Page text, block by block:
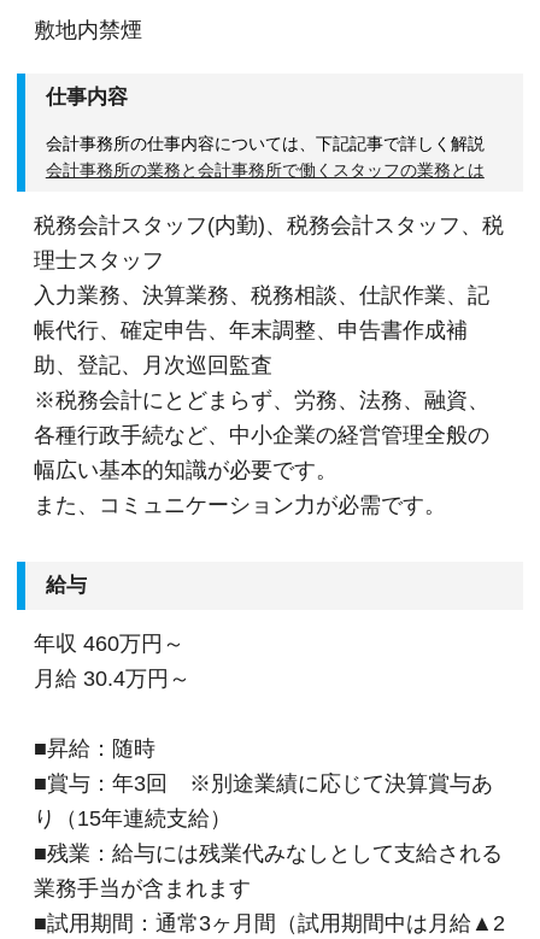
当法人では分業制を確立しており記帳代行は専門
な業務に集中して頂けます。
また当法人の中である程度の経験を積んで頂いた
後、税務会計業務以外にも労務・法務・融資・各
種行政手続きなども担当します。
中小企業・個人事業主を支援する専門家として、
経営管理全般の幅広い知識が習得可能です。
ただし本人の希望と経験をしっかり考慮した上、
業務をお任せしていきますので無理なくステップ
アップを目指せます。
当法人では社員各々が得意分野や強みを持ち合わ
『あなたが成りたい自分を見つけられる職場環
境』を提供できると思います！
①高い利益率を生み出す
現在事務所全体で約1200社との顧問契約がありま
す。
なんと契約の7割がクライアント訪問しない「簡易
顧問契約」となり、年々順調に顧問先が増加して
います。
敷地内禁煙
仕事内容
会計事務所の仕事内容については、下記記事で詳しく解説
会計事務所の業務と会計事務所で働くスタッフの業務とは
税務会計スタッフ(内勤)、税務会計スタッフ、税
理士スタッフ
入力業務、決算業務、税務相談、仕訳作業、記
帳代行、確定申告、年末調整、申告書作成補
助、登記、月次巡回監査
※税務会計にとどまらず、労務、法務、融資、
各種行政手続など、中小企業の経営管理全般の
幅広い基本的知識が必要です。
また、コミュニケーション力が必需です。
給与
年収 460万円～
月給 30.4万円～
■昇給：随時
■賞与：年3回 ※別途業績に応じて決算賞与あ
り（15年連続支給）
■残業：給与には残業代みなしとして支給される
業務手当が含まれます
■試用期間：通常3ヶ月間（試用期間中は月給▲2